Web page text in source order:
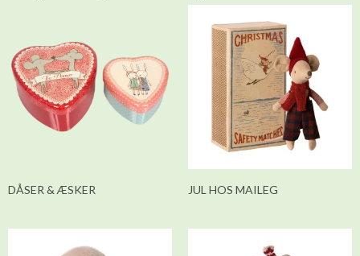
DÅSER & ÆSKER JUL HOS MAILEG